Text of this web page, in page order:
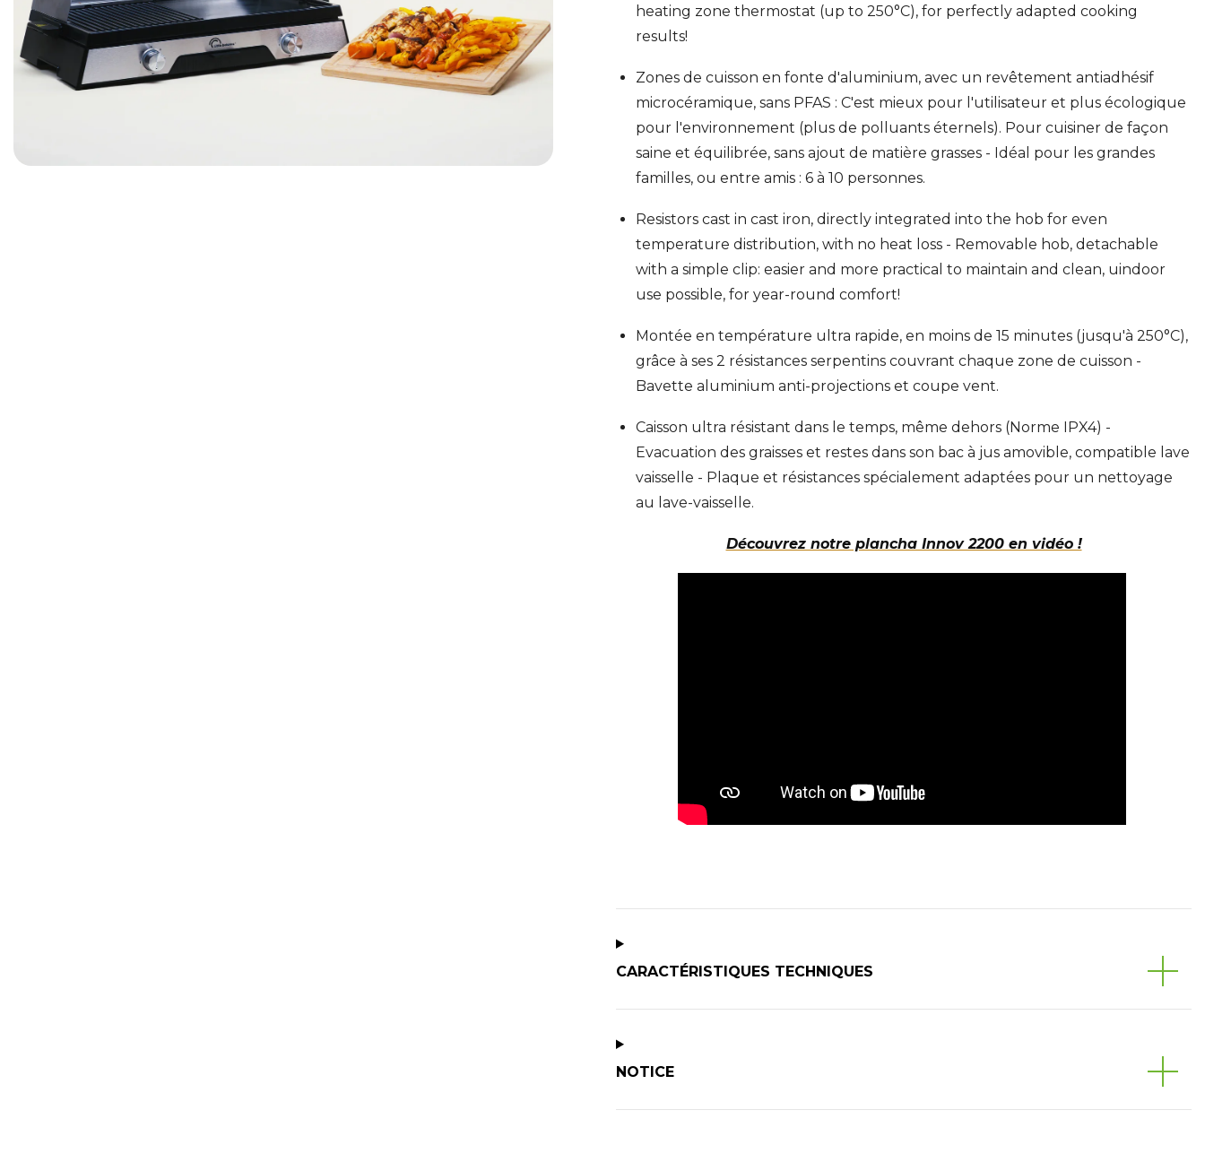
heating zone thermostat (up to 250°C), for perfectly adapted cooking
results!
Zones de cuisson en fonte d'aluminium, avec un revêtement antiadhésif
microcéramique, sans PFAS : C'est mieux pour l'utilisateur et plus écologique
pour l'environnement (plus de polluants éternels). Pour cuisiner de façon
saine et équilibrée, sans ajout de matière grasses - Idéal pour les grandes
familles, ou entre amis : 6 à 10 personnes.
Resistors cast in cast iron, directly integrated into the hob for even
temperature distribution, with no heat loss - Removable hob, detachable
with a simple clip: easier and more practical to maintain and clean, uindoor
use possible, for year-round comfort!
Montée en température ultra rapide, en moins de 15 minutes (jusqu'à 250°C),
grâce à ses 2 résistances serpentins couvrant chaque zone de cuisson -
Bavette aluminium anti-projections et coupe vent.
Caisson ultra résistant dans le temps, même dehors (Norme IPX4) -
Evacuation des graisses et restes dans son bac à jus amovible, compatible lave
vaisselle - Plaque et résistances spécialement adaptées pour un nettoyage
au lave-vaisselle.
Découvrez notre plancha Innov 2200 en vidéo !
CARACTÉRISTIQUES TECHNIQUES
NOTICE